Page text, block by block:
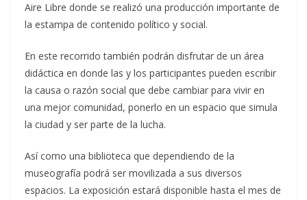
Aire Libre donde se realizó una producción importante de
la estampa de contenido político y social.
En este recorrido también podrán disfrutar de un área
didáctica en donde las y los participantes pueden escribir
la causa o razón social que debe cambiar para vivir en
una mejor comunidad, ponerlo en un espacio que simula
la ciudad y ser parte de la lucha.
Así como una biblioteca que dependiendo de la
museografía podrá ser movilizada a sus diversos
espacios. La exposición estará disponible hasta el mes de